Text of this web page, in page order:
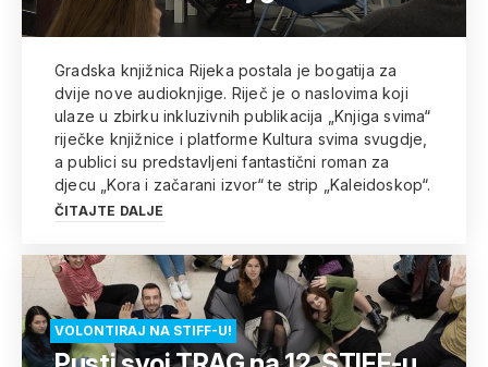
Gradska knjižnica Rijeka postala je bogatija za
dvije nove audioknjige. Riječ je o naslovima koji
ulaze u zbirku inkluzivnih publikacija „Knjiga svima“
riječke knjižnice i platforme Kultura svima svugdje,
a publici su predstavljeni fantastični roman za
djecu „Kora i začarani izvor“ te strip „Kaleidoskop“.
ČITAJTE DALJE
VOLONTIRAJ NA STIFF-U!